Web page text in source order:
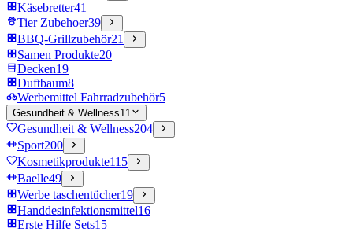
Käsebretter41
Tier Zubehoer39
BBQ-Grillzubehör21
Samen Produkte20
Decken19
Duftbaum8
Werbemittel Fahrradzubehör5
Gesundheit & Wellness11
Gesundheit & Wellness204
Sport200
Kosmetikprodukte115
Baelle49
Werbe taschentücher19
Handdesinfektionsmittel16
Erste Hilfe Sets15